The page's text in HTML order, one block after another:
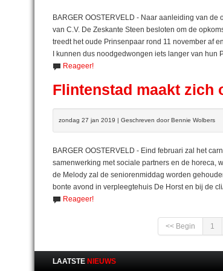
BARGER OOSTERVELD - Naar aanleiding van
van C.V. De Zeskante Steen besloten om de
treedt het oude Prinsenpaar rond 11 november af
I kunnen dus noodgedwongen iets langer van hun
Reageer!
Flintenstad maakt zich
zondag 27 jan 2019 | Geschreven door Bennie Wolbers
BARGER OOSTERVELD - Eind februari zal het
samenwerking met sociale partners en de horeca,
de Melody zal de seniorenmiddag worden
bonte avond in verpleegtehuis De Horst en bij de
Reageer!
<< Begin 1
LAATSTE NIEUWS